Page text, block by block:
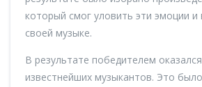
который смог уловить эти эмоции и
своей музыке.
В результате победителем
известнейших музыкантов. Это